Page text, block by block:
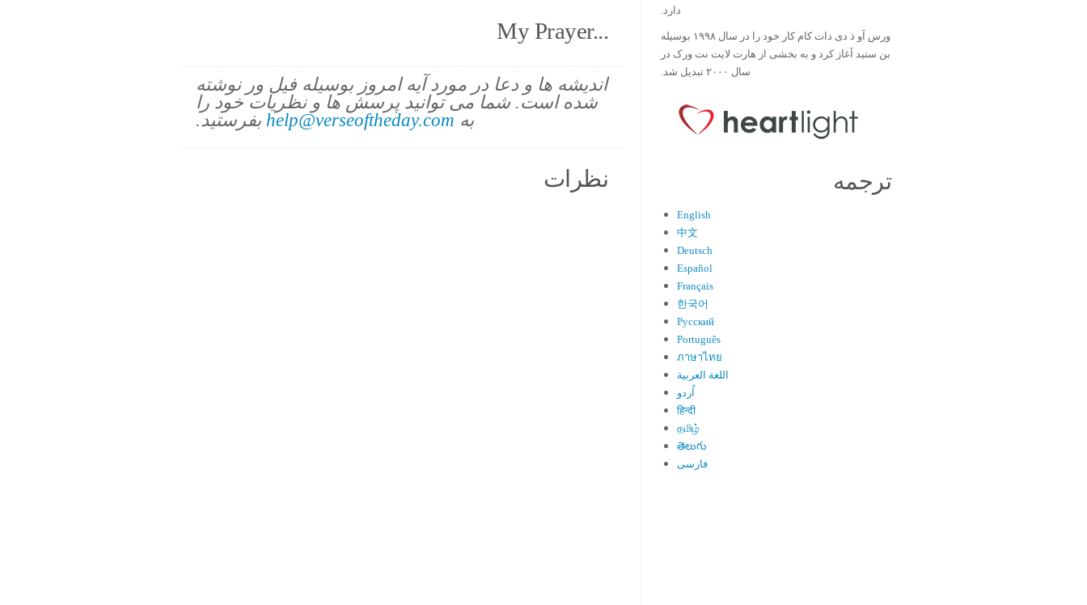
My Prayer...
اندیشه ها و دعا در مورد آیه امروز بوسیله فیل ور نوشته
شده است. شما می توانید پرسش ها و نظریات خود را
بهhelp@verseoftheday.com بفرستید.
نظرات
دارد.
ورس آو ذ دی دات کام کار خود را در سال ۱۹۹۸ بوسیله
بن ستید آغاز کرد و به بخشی از هارت لایت نت ورک در
سال ۲۰۰۰ تبدیل شد.
ترجمه
English
中文
Deutsch
Español
Français
한국어
Русский
Português
ภาษาไทย
اللغة العربية
اُردو
हिन्दी
தமிழ்
తెలుగు
فارسی